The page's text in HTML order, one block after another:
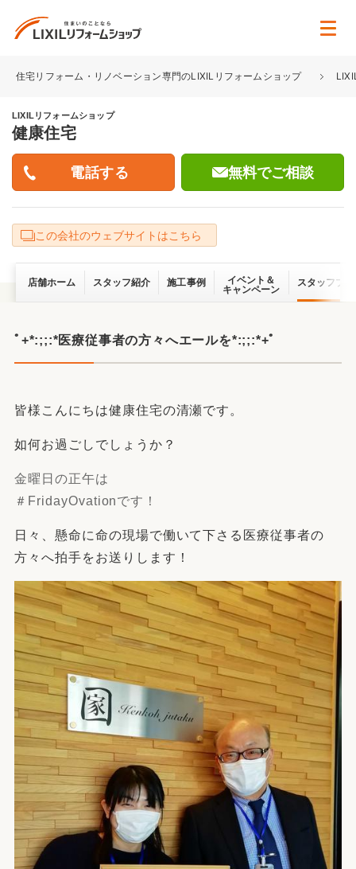
住宅リフォーム・リノベーション専門のLIXILリフォームショップ
LIXILリフォームショップ
健康住宅
無料でご相談
この会社のウェブサイトはこちら
店舗ホーム スタッフ紹介 施工事例
イベント＆
キャンペーン
スタッフブ
ﾟ+*:;;:*医療従事者の方々へエールを*:;;:*+ﾟ
皆様こんにちは健康住宅の清瀬です。
如何お過ごしでしょうか？
金曜日の正午は
＃FridayOvationです！
日々、懸命に命の現場で働いて下さる医療従事者の
方々へ拍手をお送りします！